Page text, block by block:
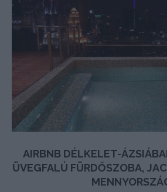
AIRBNB DÉLKELET-
ÜVEGFALÚ FÜRDŐSZOBA,